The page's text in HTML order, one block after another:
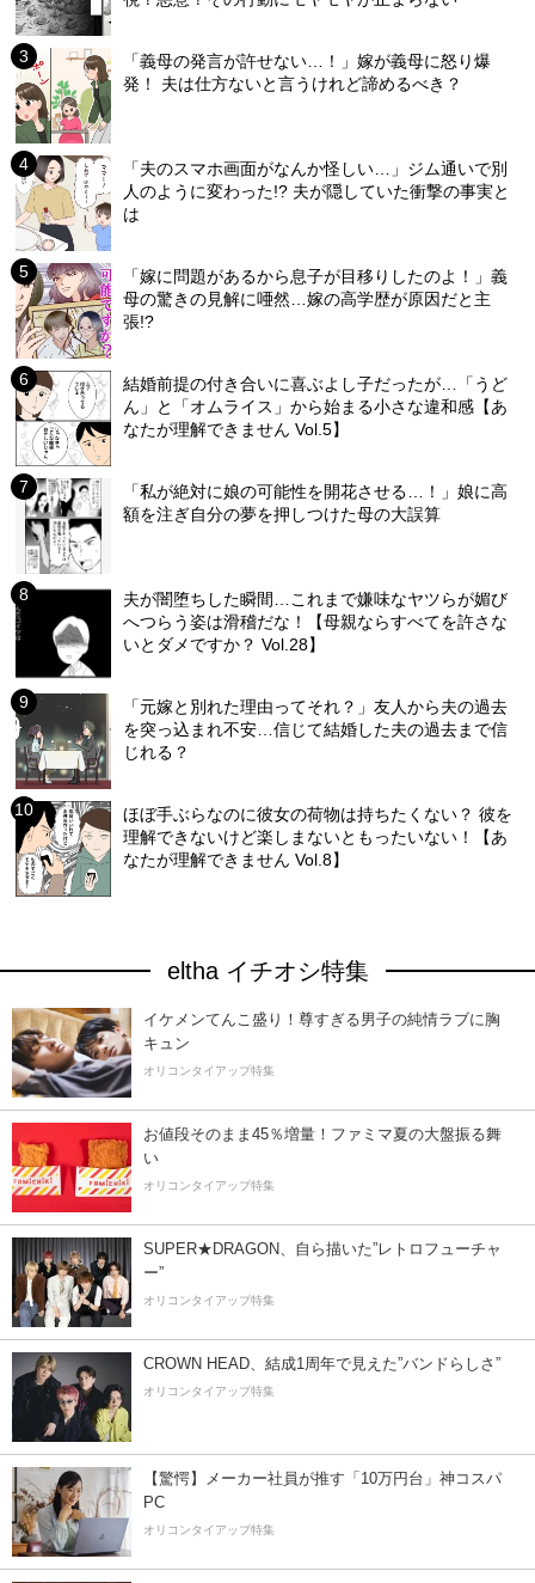
「義母の発言が許せない…！」嫁が義母に怒り爆
発！ 夫は仕方ないと言うけれど諦めるべき？
「夫のスマホ画面がなんか怪しい…」ジム通いで別
人のように変わった!? 夫が隠していた衝撃の事実と
は
「嫁に問題があるから息子が目移りしたのよ！」義
母の驚きの見解に唖然…嫁の高学歴が原因だと主
張!?
結婚前提の付き合いに喜ぶよし子だったが…「うど
ん」と「オムライス」から始まる小さな違和感【あ
なたが理解できません Vol.5】
「私が絶対に娘の可能性を開花させる…！」娘に高
額を注ぎ自分の夢を押しつけた母の大誤算
夫が闇堕ちした瞬間…これまで嫌味なヤツらが媚び
へつらう姿は滑稽だな！【母親ならすべてを許さな
いとダメですか？ Vol.28】
「元嫁と別れた理由ってそれ？」友人から夫の過去
を突っ込まれ不安…信じて結婚した夫の過去まで信
じれる？
ほぼ手ぶらなのに彼女の荷物は持ちたくない？ 彼を
理解できないけど楽しまないともったいない！【あ
なたが理解できません Vol.8】
eltha イチオシ特集
イケメンてんこ盛り！尊すぎる男子の純情ラブに胸
キュン
オリコンタイアップ特集
お値段そのまま45％増量！ファミマ夏の大盤振る舞
い
オリコンタイアップ特集
SUPER★DRAGON、自ら描いた”レトロフューチャ
ー”
オリコンタイアップ特集
CROWN HEAD、結成1周年で見えた”バンドらしさ”
オリコンタイアップ特集
【驚愕】メーカー社員が推す「10万円台」神コスパ
PC
オリコンタイアップ特集